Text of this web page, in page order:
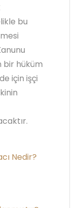
bu
bir hüküm
için işçi
Nedir?